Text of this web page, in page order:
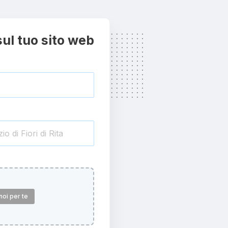
tuo sito web
per te